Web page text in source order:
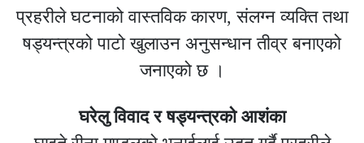
प्रहरीले घटनाको वास्तविक कारण, संलग्न व्यक्ति तथा
षड्यन्त्रको पाटो खुलाउन अनुसन्धान तीव्र बनाएको
जनाएको छ ।
घरेलु विवाद र षड्यन्त्रको आशंका